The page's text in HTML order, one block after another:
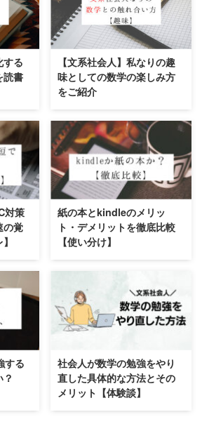
する
読書
【文系社会人】私なりの趣
味としての数学の楽しみ方
をご紹介
対策
の覚
紙の本とkindleのメリッ
ト・デメリットを徹底比較
【使い分け】
する
社会人が数学の勉強をやり
直した具体的な方法とその
メリット【体験談】